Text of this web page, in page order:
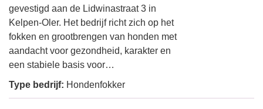
gevestigd aan de Lidwinastraat 3 in
Kelpen-Oler. Het bedrijf richt zich op het
fokken en grootbrengen van honden met
aandacht voor gezondheid, karakter en
een stabiele basis voor…
Type bedrijf: Hondenfokker